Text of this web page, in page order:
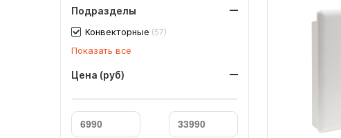
Подразделы
Конвекторные (57)
Показать все
Цена (руб)